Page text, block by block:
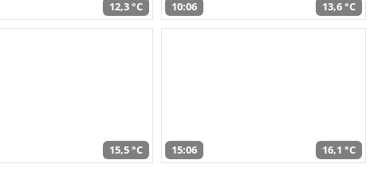
12,3 °C 10:06 13,6 °C
15,5 °C 15:06 16,1 °C